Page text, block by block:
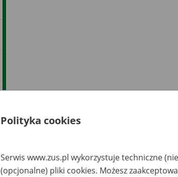
Polityka cookies
Serwis www.zus.pl wykorzystuje techniczne
(opcjonalne) pliki cookies. Możesz